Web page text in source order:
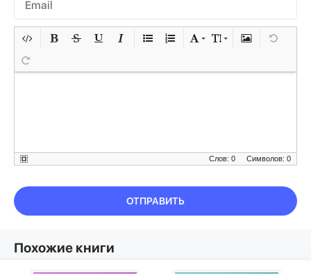
Символов: 0
Слов: 0
ОТПРАВИТЬ
Похожие книги